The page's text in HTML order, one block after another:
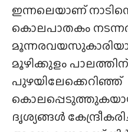
ഇന്നലെയാണ്
കൊലപാതകം
മൂഴിക്കുളം
പുഴയിലേക്കെറിഞ്ഞ്
ദൃശ്യങ്ങൾ